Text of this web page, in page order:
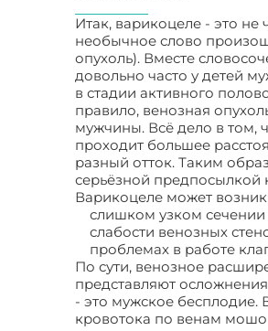
Итак, варикоцеле - это не
необычное слово
опухоль). Вместе
довольно часто у детей
в стадии активного
правило, венозная
мужчины. Всё дело в том,
проходит большее
разный отток. Таким
серьёзной предпосылкой
Варикоцеле может
слишком узком
слабости венозных
проблемах в работе
По сути, венозное
представляют
- это мужское бесплодие.
кровотока по венам